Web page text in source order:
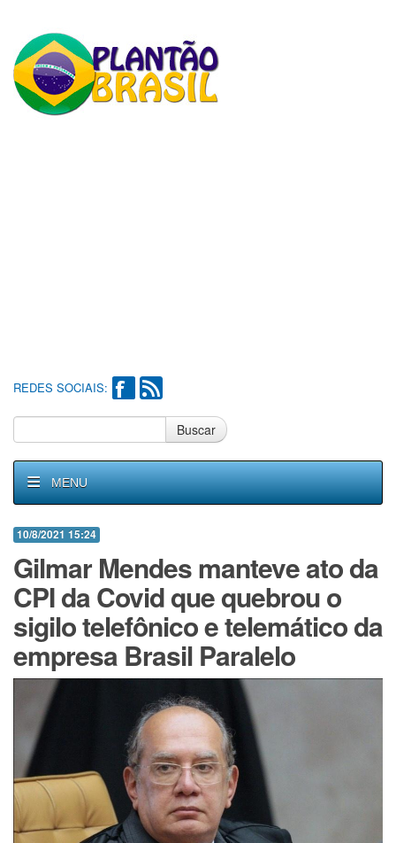
REDES SOCIAIS:
Buscar
MENU
10/8/2021 15:24
Gilmar Mendes manteve ato da
CPI da Covid que quebrou o
sigilo telefônico e telemático da
empresa Brasil Paralelo